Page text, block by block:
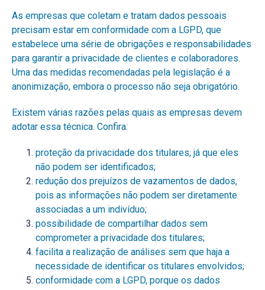
As empresas que coletam e tratam dados pessoais
precisam estar em conformidade com a LGPD, que
estabelece uma série de obrigações e responsabilidades
para garantir a privacidade de clientes e colaboradores.
Uma das medidas recomendadas pela legislação é a
anonimização, embora o processo não seja obrigatório.
Existem várias razões pelas quais as empresas devem
adotar essa técnica. Confira:
proteção da privacidade dos titulares, já que eles
não podem ser identificados;
redução dos prejuízos de vazamentos de dados,
pois as informações não podem ser diretamente
associadas a um indivíduo;
possibilidade de compartilhar dados sem
comprometer a privacidade dos titulares;
facilita a realização de análises sem que haja a
necessidade de identificar os titulares envolvidos;
conformidade com a LGPD, porque os dados